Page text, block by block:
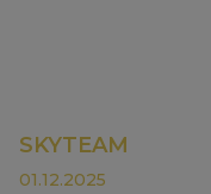
SKYTEAM
01.12.2025